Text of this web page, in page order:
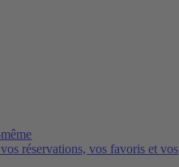
réservations, vos favoris et vos